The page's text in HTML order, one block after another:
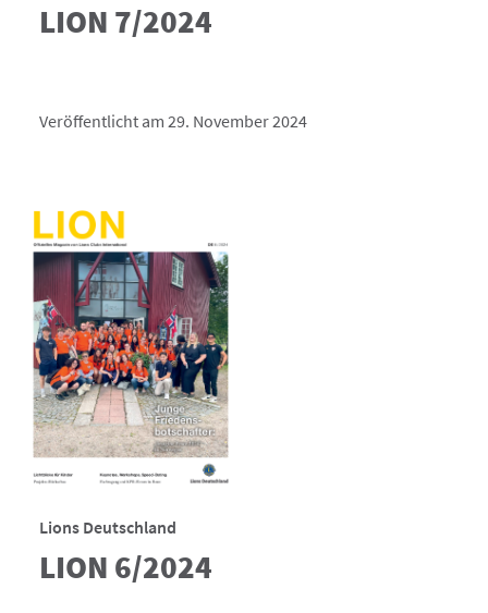
LION 7/2024
Veröffentlicht am 29. November 2024
Lions Deutschland
LION 6/2024